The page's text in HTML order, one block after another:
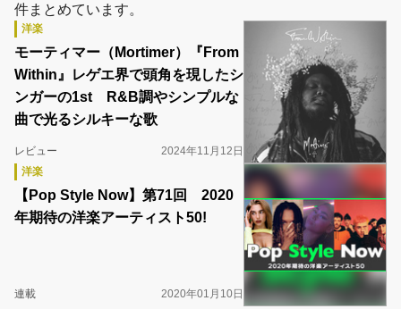
件まとめています。
洋楽
モーティマー（Mortimer）『From
Within』レゲエ界で頭角を現したシ
ンガーの1st R&B調やシンプルな
曲で光るシルキーな歌
レビュー
2024年11月12日
洋楽
【Pop Style Now】第71回 2020
年期待の洋楽アーティスト50!
連載 2020年01月10日